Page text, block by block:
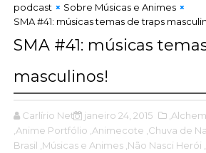
podcast
Sobre Músicas e Animes
SMA #41: músicas temas de traps
SMA #41: músicas
masculinos!
Carlírio Neto janeiro 24, 2015
,Anime Portfólio ,Animecote ,Chuva de
Brasil ,Músicas e Animes ,Não Nasci Herói